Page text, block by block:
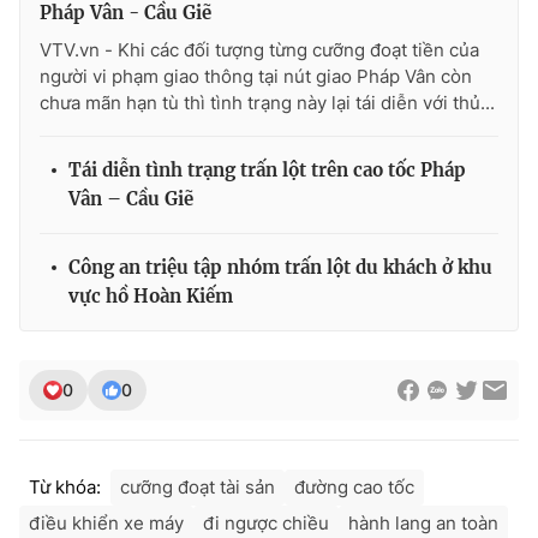
THỜI BÁO VTV
Cơ quan chủ quản:Đài Truyền hình Việt Nam
cấp ngày 29/12/2023
Nguyễn Trọng Ninh
Tổng đài VTV:024.38 355 931 - 024.38 355 932
Pháp Vân - Cầu Giẽ
VTV.vn - Khi các đối tượng từng cưỡng đoạt tiền của
người vi phạm giao thông tại nút giao Pháp Vân còn
chưa mãn hạn tù thì tình trạng này lại tái diễn với thủ...
Tái diễn tình trạng trấn lột trên cao tốc Pháp
Vân – Cầu Giẽ
Công an triệu tập nhóm trấn lột du khách ở khu
vực hồ Hoàn Kiếm
0 0
Từ khóa: cưỡng đoạt tài sản
đường cao tốc
điều khiển xe máy
đi ngược chiều
hành lang an toàn